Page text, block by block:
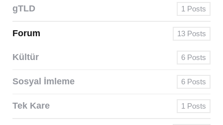
gTLD 1 Posts
Forum 13 Posts
Kültür 6 Posts
Sosyal İmleme 6 Posts
Tek Kare 1 Posts